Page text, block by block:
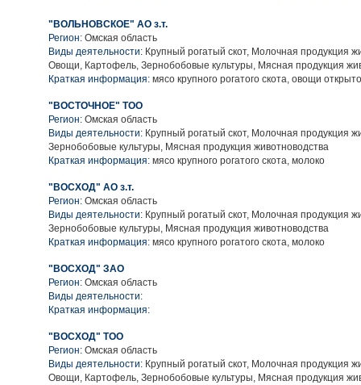
"ВОЛЬНОВСКОЕ" АО з.т.
Регион: Омская область
Виды деятельности: Крупный рогатый скот, Молочная продукция
Овощи, Картофель, Зернобобовые культуры, Мясная продукция
Краткая информация: мясо крупного рогатого скота, овощи
"ВОСТОЧНОЕ" ТОО
Регион: Омская область
Виды деятельности: Крупный рогатый скот, Молочная продукция
Зернобобовые культуры, Мясная продукция животноводства
Краткая информация: мясо крупного рогатого скота, молоко
"ВОСХОД" АО з.т.
Регион: Омская область
Виды деятельности: Крупный рогатый скот, Молочная продукция
Зернобобовые культуры, Мясная продукция животноводства
Краткая информация: мясо крупного рогатого скота, молоко
"ВОСХОД" ЗАО
Регион: Омская область
Виды деятельности:
Краткая информация:
"ВОСХОД" ТОО
Регион: Омская область
Виды деятельности: Крупный рогатый скот, Молочная продукция
Овощи, Картофель, Зернобобовые культуры, Мясная продукция